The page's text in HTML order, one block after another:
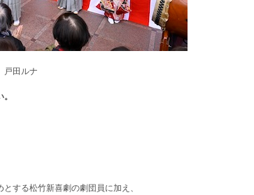
戸田ルナ
する松竹新喜劇の劇団員に加え、